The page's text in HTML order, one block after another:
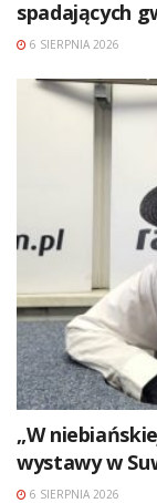
spadających
6 SIERPNIA 2026
„W
wystawy w
6 SIERPNIA 2026